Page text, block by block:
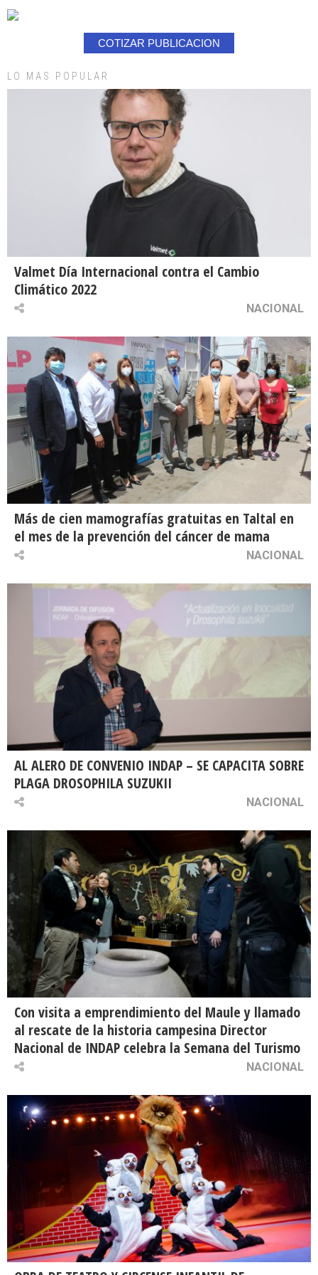
COTIZAR PUBLICACION
LO MAS POPULAR
Valmet Día Internacional contra el Cambio
Climático 2022
NACIONAL
Más de cien mamografías gratuitas en Taltal en
el mes de la prevención del cáncer de mama
NACIONAL
AL ALERO DE CONVENIO INDAP – SE CAPACITA SOBRE
PLAGA DROSOPHILA SUZUKII
NACIONAL
Con visita a emprendimiento del Maule y llamado
al rescate de la historia campesina Director
Nacional de INDAP celebra la Semana del Turismo
NACIONAL